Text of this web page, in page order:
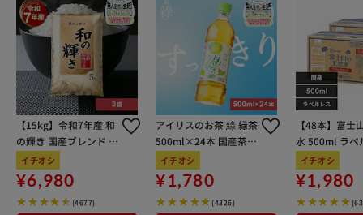
【15kg】令和7年産 和
の輝き 国産ブレンド 5
kg×3袋
イチオシ
¥6,980
(4677)
アイリスのお茶 綠 緑茶
500ml×24本 国産茶葉
100％使用
イチオシ
¥1,780
(4326)
【48本】富士
水 500ml ラベ
イチオシ
¥1,980